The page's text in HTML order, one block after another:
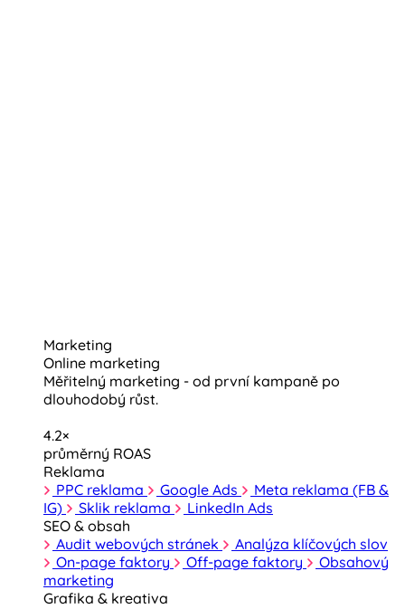
Marketing
Online marketing
Měřitelný marketing - od první kampaně po
dlouhodobý růst.
4.2×
průměrný ROAS
Reklama
PPC reklama
Google Ads
Meta reklama (FB &
IG)
Sklik reklama
LinkedIn Ads
SEO & obsah
Audit webových stránek
Analýza klíčových slov
On-page faktory
Off-page faktory
Obsahový
marketing
Grafika & kreativa